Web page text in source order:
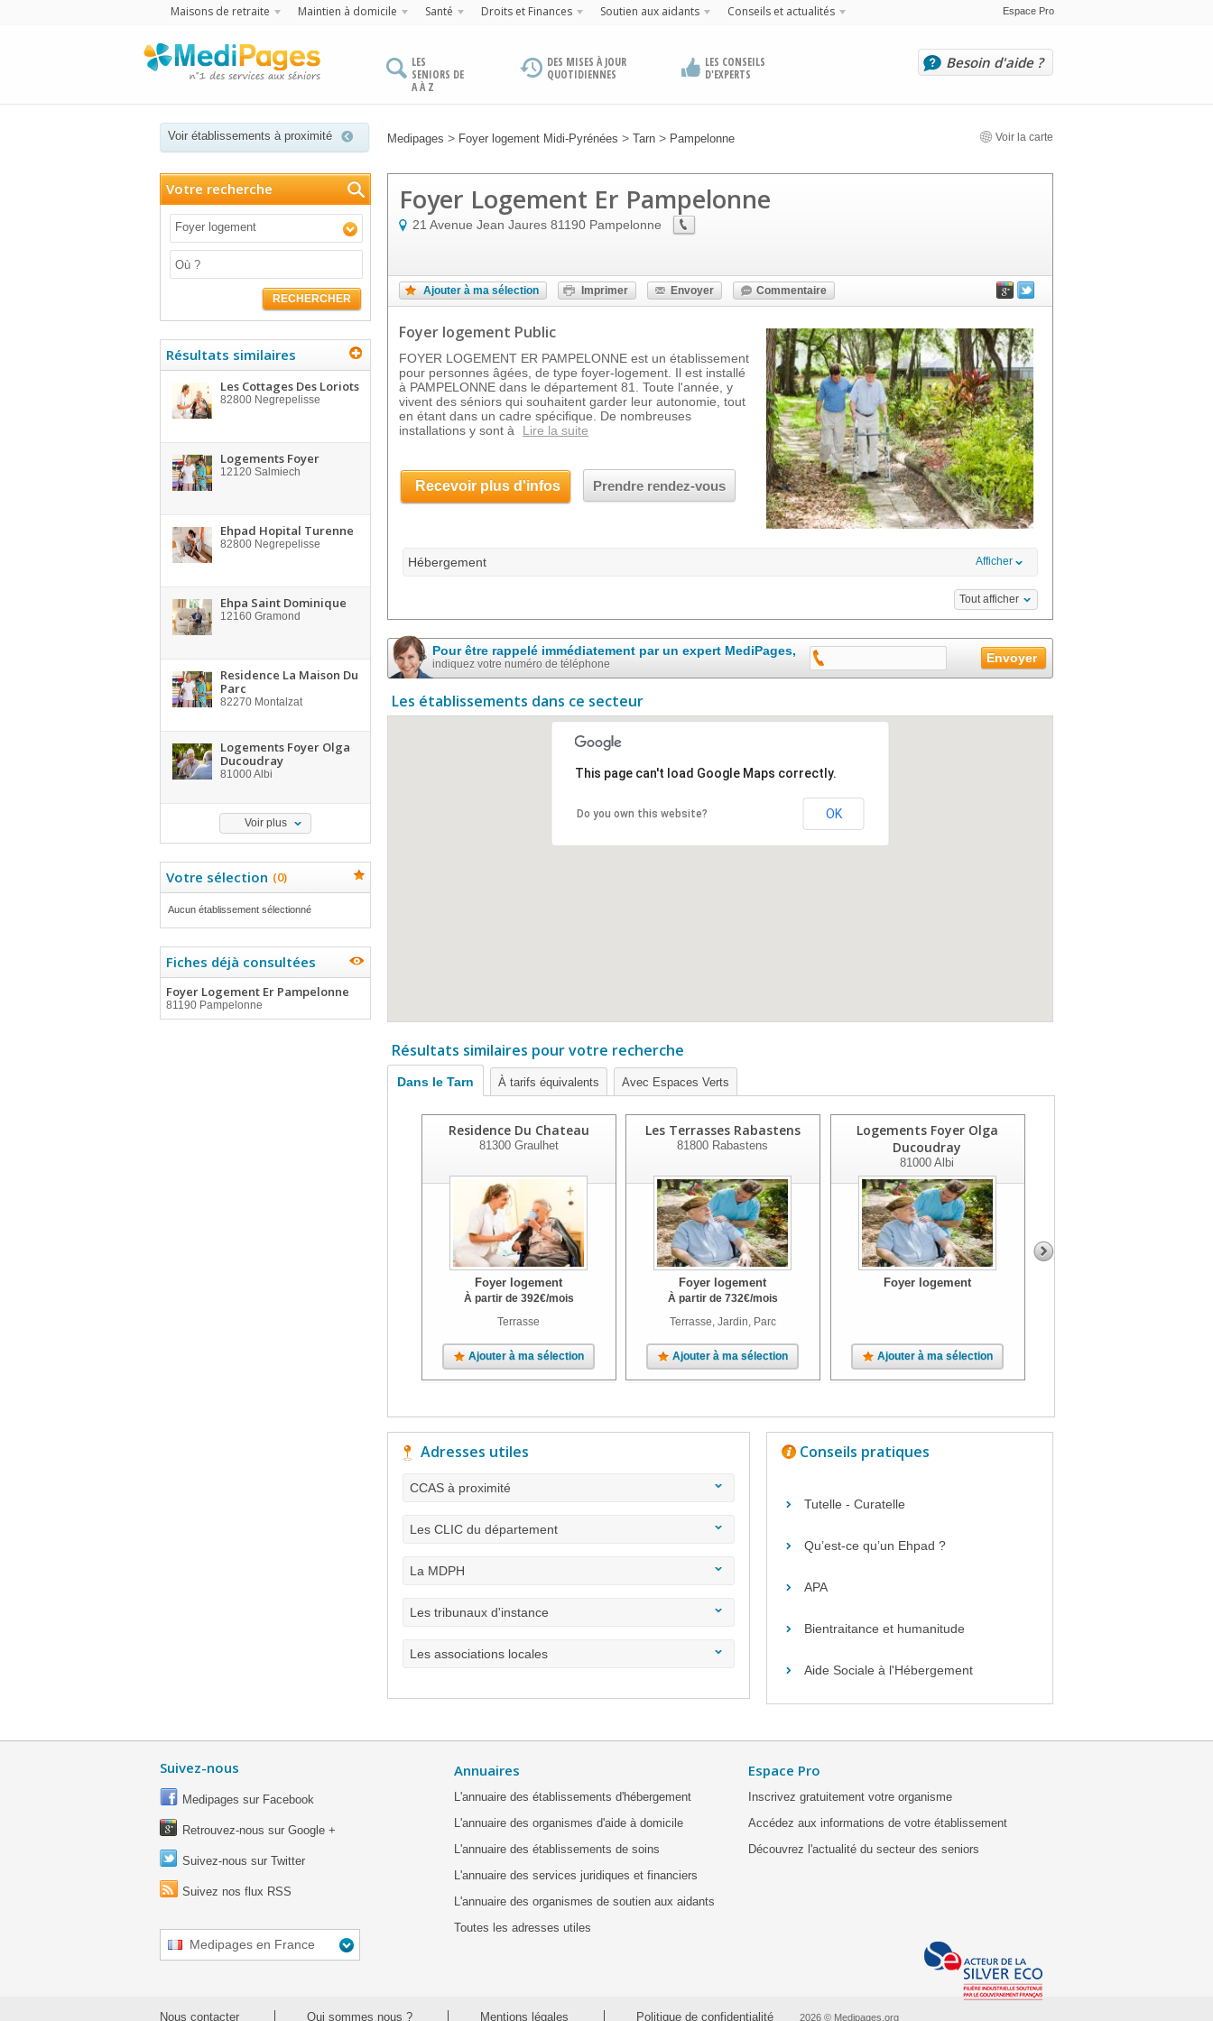
Maisons de retraite Maintien à domicile Santé Droits et Finances Soutien aux aidants Conseils et actualités Espace Pro
LES
SENIORS DE
A À Z
DES MISES À JOUR
QUOTIDIENNES
LES CONSEILS
D'EXPERTS
Besoin d'aide ?
Voir établissements à proximité Medipages > Foyer logement Midi-Pyrénées > Tarn > Pampelonne Voir la carte
Votre recherche
Foyer logement
RECHERCHER
Résultats similaires
Les Cottages Des Loriots
82800 Negrepelisse
Logements Foyer
12120 Salmiech
Ehpad Hopital Turenne
82800 Negrepelisse
Ehpa Saint Dominique
12160 Gramond
Residence La Maison Du
Parc
82270 Montalzat
Logements Foyer Olga
Ducoudray
81000Albi
Voir plus
Votre sélection (0)
Aucun établissement sélectionné
Fiches déjà consultées
Foyer Logement Er Pampelonne
81190 Pampelonne
Foyer Logement Er Pampelonne
21 Avenue Jean Jaures 81190 Pampelonne
Ajouter à ma sélection Imprimer Envoyer Commentaire
Foyer logement Public
FOYER LOGEMENT ER PAMPELONNE est un établissement
pour personnes âgées, de type foyer-logement. Il est installé
à PAMPELONNE dans le département 81. Toute l'année, y
vivent des séniors qui souhaitent garder leur autonomie, tout
en étant dans un cadre spécifique. De nombreuses
installations y sont à
Lire la suite
Recevoir plus d'infos Prendre rendez-vous
Hébergement Afficher
Tout afficher
Pour être rappelé immédiatement par un expert MediPages,
indiquez votre numéro de téléphone
Les établissements dans ce secteur
This page can't load Google Maps correctly.
Do you own this website? OK
Résultats similaires pour votre recherche
Dans le Tarn À tarifs équivalents Avec Espaces Verts
Residence Du Chateau
81300Graulhet
Foyer logement
À partir de 392€/mois
Terrasse
Ajouter à ma sélection
Les Terrasses Rabastens
81800 Rabastens
Foyer logement
À partir de 732€/mois
Terrasse, Jardin, Parc
Ajouter à ma sélection
Logements Foyer Olga
Ducoudray
81000 Albi
Foyer logement
Ajouter à ma sélection
Adresses utiles
CCAS à proximité
Les CLIC du département
La MDPH
Les tribunaux d'instance
Les associations locales
Conseils pratiques
Tutelle - Curatelle
Qu’est-ce qu’un Ehpad ?
APA
Bientraitance et humanitude
Aide Sociale à l'Hébergement
Suivez-nous
Medipages sur Facebook
Retrouvez-nous sur Google +
Suivez-nous sur Twitter
Suivez nos flux RSS
Medipages en France
Annuaires
L'annuaire des établissements d'hébergement
L'annuaire des organismes d'aide à domicile
L'annuaire des établissements de soins
L'annuaire des services juridiques et financiers
L'annuaire des organismes de soutien aux aidants
Toutes les adresses utiles
Espace Pro
Inscrivez gratuitement votre organisme
Accédez aux informations de votre établissement
Découvrez l'actualité du secteur des seniors
Nous contacter Qui sommes nous ? Mentions légales Politique de confidentialité 2026 © Medipages.org